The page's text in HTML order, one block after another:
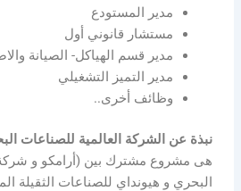
مدير المستودع
مستشار قانوني أول
مدير قسم الهياكل- الصيانة
مدير التميز التشغيلي
وظائف أخرى..
نبذة عن الشركة العالمية للصناعات
هى مشروع مشترك بين (أرامكو و
البحري و هيونداي للصناعات الثقيلة